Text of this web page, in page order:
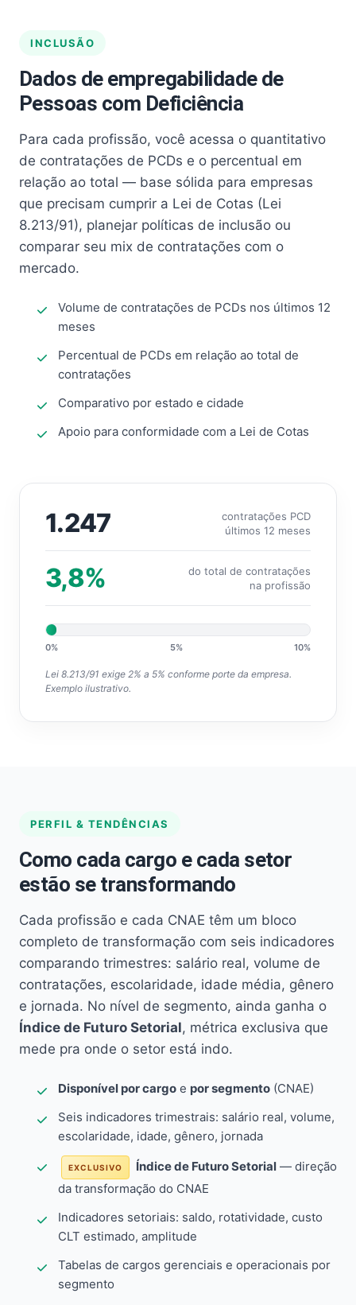
INCLUSÃO
Dados de empregabilidade de
Pessoas com Deficiência
Para cada profissão, você acessa o quantitativo
de contratações de PCDs e o percentual em
relação ao total — base sólida para empresas
que precisam cumprir a Lei de Cotas (Lei
8.213/91), planejar políticas de inclusão ou
comparar seu mix de contratações com o
mercado.
Volume de contratações de PCDs nos últimos 12
meses
Percentual de PCDs em relação ao total de
contratações
Comparativo por estado e cidade
Apoio para conformidade com a Lei de Cotas
1.247
contratações PCD
últimos 12 meses
3,8%
do total de contratações
na profissão
0% 5% 10%
Lei 8.213/91 exige 2% a 5% conforme porte da empresa.
Exemplo ilustrativo.
PERFIL & TENDÊNCIAS
Como cada cargo e cada setor
estão se transformando
Cada profissão e cada CNAE têm um bloco
completo de transformação com seis indicadores
comparando trimestres: salário real, volume de
contratações, escolaridade, idade média, gênero
e jornada. No nível de segmento, ainda ganha o
Índice de Futuro Setorial, métrica exclusiva que
mede pra onde o setor está indo.
Disponível por cargo e por segmento (CNAE)
Seis indicadores trimestrais: salário real, volume,
escolaridade, idade, gênero, jornada
EXCLUSIVO Índice de Futuro Setorial — direção
da transformação do CNAE
Indicadores setoriais: saldo, rotatividade, custo
CLT estimado, amplitude
Tabelas de cargos gerenciais e operacionais por
segmento